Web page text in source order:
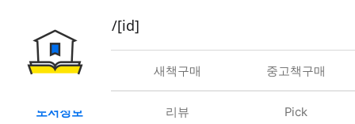
book/rent/[id]
대여 새책구매 중고책구매
도서정보 리뷰 Pick